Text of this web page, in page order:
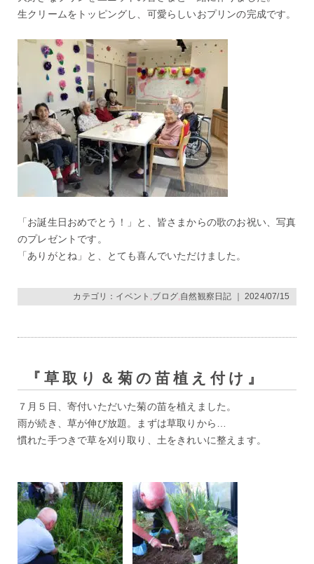
生クリームをトッピングし、可愛らしいおプリンの完成です。
「お誕生日おめでとう！」と、皆さまからの歌のお祝い、写真
のプレゼントです。
「ありがとね」と、とても喜んでいただけました。
カテゴリ： イベント ブログ, 自然観察日記 ｜ 2024/07/15
『草取り＆菊の苗植え付け』
７月５日、寄付いただいた菊の苗を植えました。
雨が続き、草が伸び放題。まずは草取りから…
慣れた手つきで草を刈り取り、土をきれいに整えます。